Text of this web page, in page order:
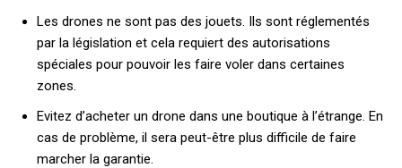
Les drones ne sont pas des jouets. Ils sont réglementés
par la législation et cela requiert des autorisations
spéciales pour pouvoir les faire voler dans certaines
zones.
Evitez d’acheter un drone dans une boutique à l’étrange. En
cas de problème, il sera peut-être plus difficile de faire
marcher la garantie.